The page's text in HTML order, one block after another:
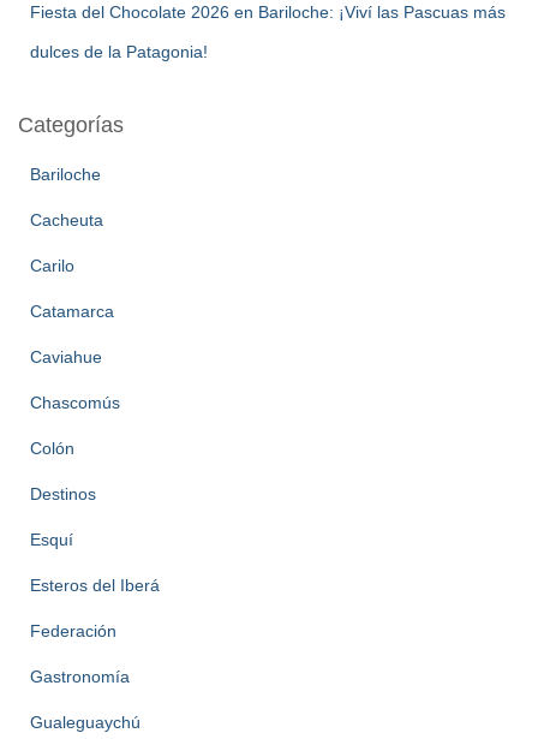
Fiesta del Chocolate 2026 en Bariloche: ¡Viví las Pascuas más
dulces de la Patagonia!
Categorías
Bariloche
Cacheuta
Carilo
Catamarca
Caviahue
Chascomús
Colón
Destinos
Esquí
Esteros del Iberá
Federación
Gastronomía
Gualeguaychú